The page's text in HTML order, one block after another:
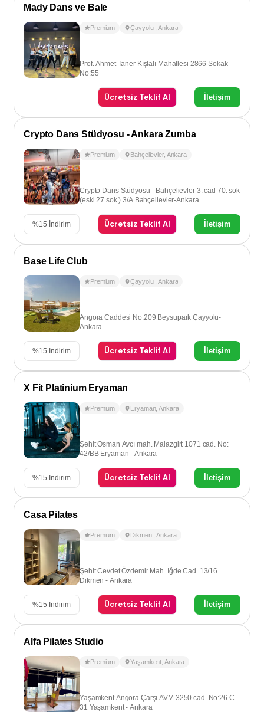
Mady Dans ve Bale
Premium Çayyolu ,Ankara
Prof. Ahmet Taner Kışlalı Mahallesi 2866 Sokak
No:55
Ücretsiz Teklif Al İletişim
Crypto Dans Stüdyosu - Ankara Zumba
Premium Bahçelievler, Ankara
Crypto Dans Stüdyosu - Bahçelievler 3. cad 70. sok
(eski 27.sok.) 3/A Bahçelievler-Ankara
%15 İndirim Ücretsiz Teklif Al İletişim
Base Life Club
Premium Çayyolu ,Ankara
Angora Caddesi No:209 Beysupark Çayyolu-
Ankara
%15 İndirim Ücretsiz Teklif Al İletişim
X Fit Platinium Eryaman
Premium Eryaman,Ankara
Şehit Osman Avcı mah. Malazgirt 1071 cad. No:
42/BB Eryaman - Ankara
%15 İndirim Ücretsiz Teklif Al İletişim
Casa Pilates
Premium Dikmen ,Ankara
Şehit Cevdet Özdemir Mah. İğde Cad. 13/16
Dikmen - Ankara
%15 İndirim Ücretsiz Teklif Al İletişim
Alfa Pilates Studio
Premium Yaşamkent ,Ankara
Yaşamkent Angora Çarşı AVM 3250 cad. No:26 C-
31 Yaşamkent - Ankara